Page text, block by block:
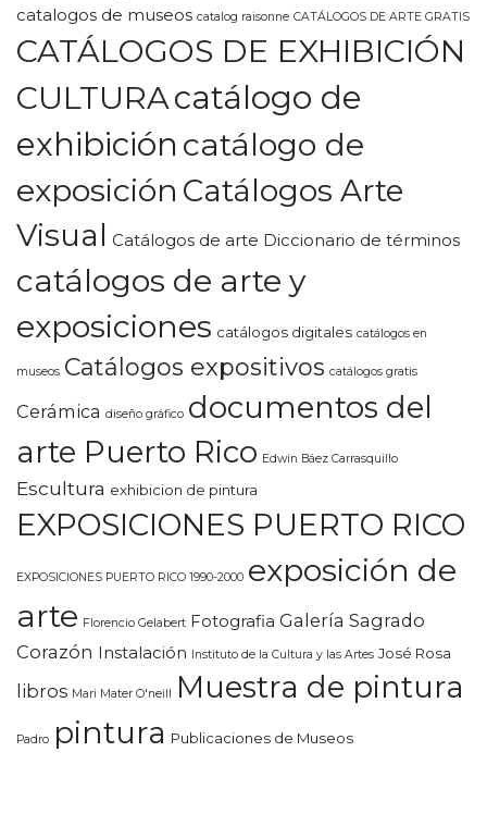
catalogos de museos catalog raisonne CATÁLOGOS DE ARTE GRATIS
CATÁLOGOS DE EXHIBICIÓN
CULTURAcatálogo de
exhibición catálogo de
exposición Catálogos Arte
Visual Catálogos de arte Diccionario de términos
catálogos de arte y
exposiciones catálogos digitales catálogos en
museos Catálogos expositivos catálogos gratis
Cerámica diseño gráfico documentos del
arte Puerto Rico Edwin Báez Carrasquillo
Escultura exhibicion de pintura
EXPOSICIONES PUERTO RICO
EXPOSICIONES PUERTO RICO 1990-2000 exposición de
arte Florencio Gelabert Fotografia Galería Sagrado
Corazón Instalación Instituto de la Cultura y las Artes José Rosa
libros Mari Mater O'neill Muestra de pintura
Padro pintura Publicaciones de Museos